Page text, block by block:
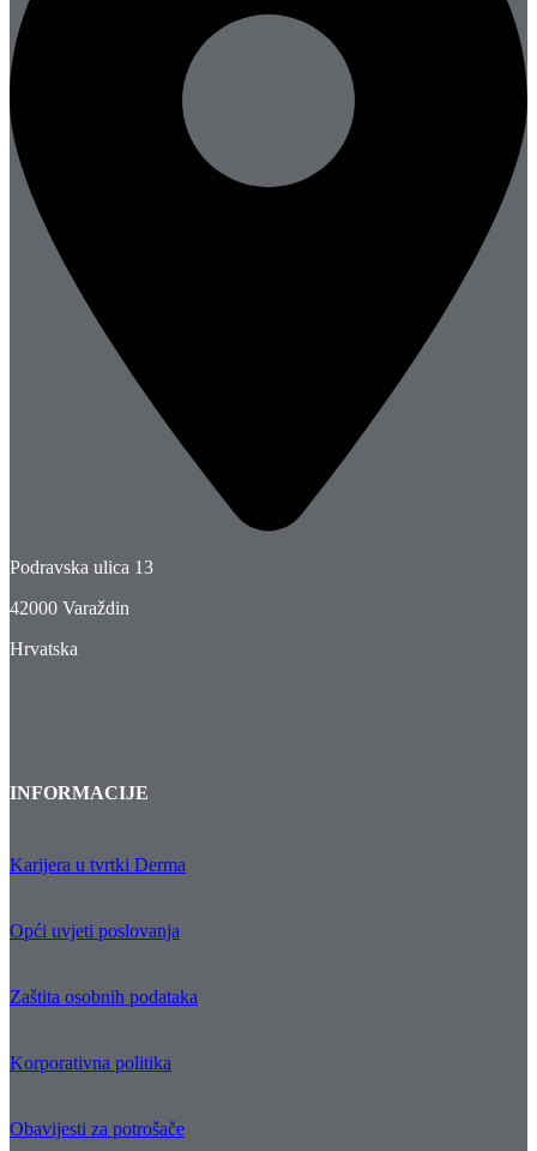
Podravska ulica 13
42000 Varaždin
Hrvatska
INFORMACIJE
Karijera u tvrtki Derma
Opći uvjeti poslovanja
Zaštita osobnih podataka
Korporativna politika
Obavijesti za potrošače